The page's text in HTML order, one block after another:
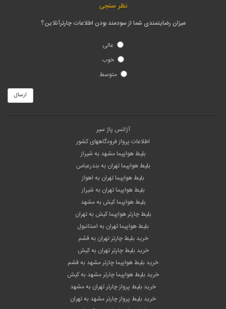
نظر سنجی
میزان رضایتمندی شما از سودمند بودن اطلاعات چارترآنلاین؟
عالی
خوب
متوسط
ارسال
آژانس پاژ سیر
اطلاعات پرواز فرودگاههای کشور
بلیط هواپیما مشهد به شیراز
بلیط هواپیما تهران به بندرعباس
بلیط هواپیما تهران به اهواز
بلیط هواپیما تهران به شیراز
بلیط هواپیما کیش به مشهد
بلیط چارتر هواپیما کیش به تهران
بلیط هواپیما تهران به استانبول
خرید بلیط چارتر تهران به قشم
خرید بلیط چارتر تهران به کیش
خرید بلیط هواپیما چارتر مشهد به قشم
خرید بلیط هواپیما چارتر مشهد به کیش
خرید بلیط پرواز چارتر تهران به مشهد
خرید بلیط پرواز چارتر مشهد به تهران